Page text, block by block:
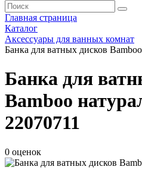
Главная страница
Каталог
Аксессуары для ванных комнат
Банка для ватных дисков
Банка для
Bamboо
22070711
0 оценок